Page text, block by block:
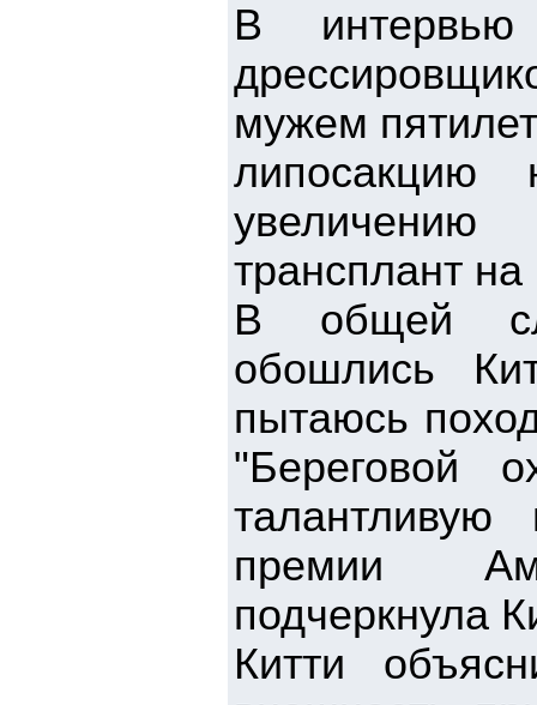
В интервью
мужем
увеличению
трансплант
В общей
обошлись
пытаюсь
"Береговой
премии
подчеркнула
Китти